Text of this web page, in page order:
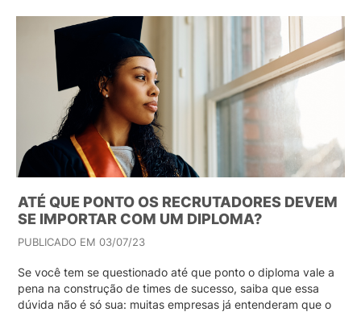
ATÉ QUE PONTO OS RECRUTADORES DEVEM
SE IMPORTAR COM UM DIPLOMA?
PUBLICADO EM 03/07/23
Se você tem se questionado até que ponto o diploma vale a
pena na construção de times de sucesso, saiba que essa
dúvida não é só sua: muitas empresas já entenderam que o